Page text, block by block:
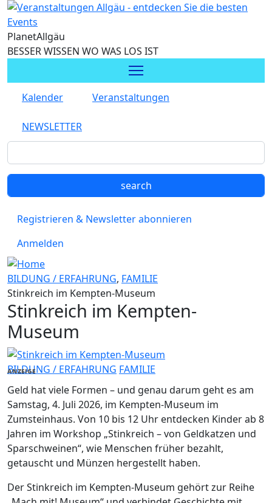
Direkt zum Inhalt
PlanetAllgäu
BESSER WISSEN WO WAS LOS IST
Kalender Veranstaltungen
NEWSLETTER
Registrieren & Newsletter abonnieren
Anmelden
BILDUNG / ERFAHRUNG, FAMILIE
Stinkreich im Kempten-Museum
Stinkreich im Kempten-
Museum
BILDUNG / ERFAHRUNG FAMILIE
ANZEIGE
Geld hat viele Formen – und genau darum geht es am
Samstag, 4. Juli 2026, im Kempten-Museum im
Zumsteinhaus. Von 10 bis 12 Uhr entdecken Kinder ab 8
Jahren im Workshop „Stinkreich – von Geldkatzen und
Sparschweinen“, wie Menschen früher bezahlt,
getauscht und Münzen hergestellt haben.
Der Stinkreich im Kempten-Museum gehört zur Reihe